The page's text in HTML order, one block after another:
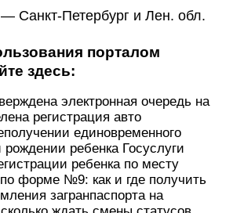
Санкт-Петербург и Лен. обл.
порталом
здесь:
электронная очередь на
регистрация авто
единовременного
рождении ребенка Госуслуги
ребенка по месту
форме №9: как и где получить
загранпаспорта на